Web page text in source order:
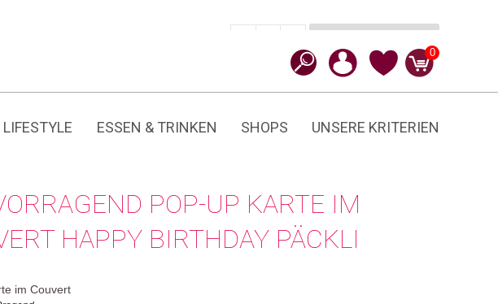
0
LIFESTYLE ESSEN & TRINKEN SHOPS UNSERE KRITERIEN
POP-UP KARTE IM
HAPPY BIRTHDAY PÄCKLI
im Couvert